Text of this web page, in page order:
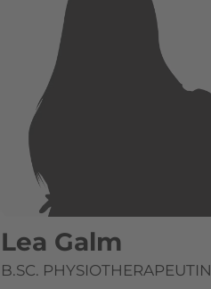
Lea Galm
B.SC. PHYSIOTHERAPEUTIN